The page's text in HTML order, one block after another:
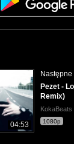
04:53
Pezet -
Remix)
KokaBeats
1080p